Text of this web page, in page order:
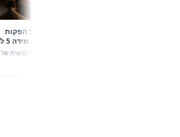
קונספט עם גזיבו 6X4 וכד מידה 5 ליטר
גלו איך שילוב מדויק בין הצללה מקצועית של גזיבו